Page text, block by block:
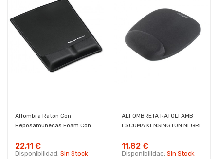
Alfombra Ratón Con
Reposamuñecas Foam Con...
22,11 €
Disponibilidad: Sin Stock
ALFOMBRETA RATOLI AMB
ESCUMA KENSINGTON NEGRE
11,82 €
Disponibilidad: Sin Stock